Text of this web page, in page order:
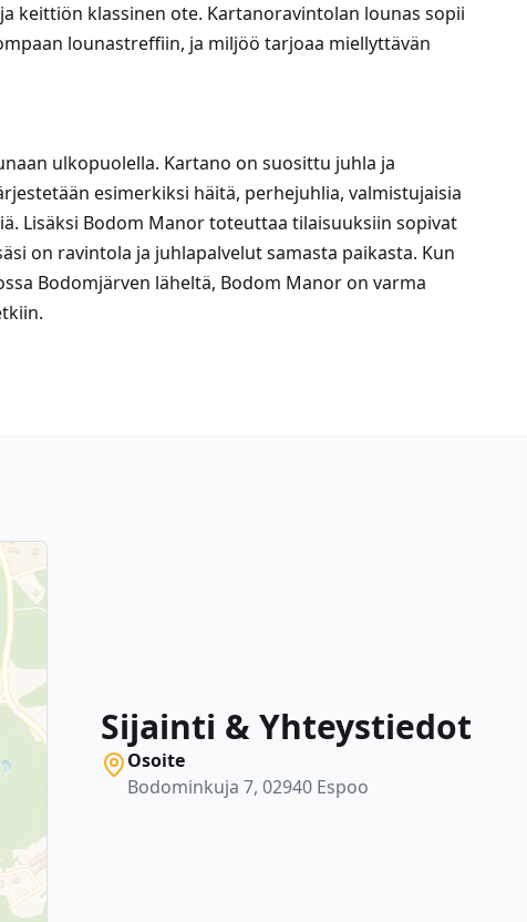
keittiön klassinen ote. Kartanoravintolan lounas sopii
lounastreffiin, ja miljöö tarjoaa miellyttävän
ulkopuolella. Kartano on suosittu juhla ja
esimerkiksi häitä, perhejuhlia, valmistujaisia
Lisäksi Bodom Manor toteuttaa tilaisuuksiin sopivat
on ravintola ja juhlapalvelut samasta paikasta. Kun
Bodomjärven läheltä, Bodom Manor on varma
Sijainti & Yhteystiedot
Osoite
Bodominkuja 7, 02940 Espoo